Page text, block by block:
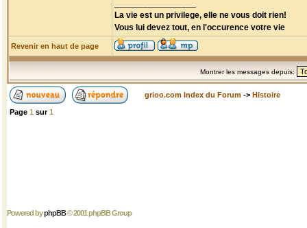
La vie est un privilege, elle ne vous doit rien!
Vous lui devez tout, en l'occurence votre vie
Revenir en haut de page
Montrer les messages depuis:
grioo.com Index du Forum -> Histoire
Page 1 sur1
Powered byphpBB© 2001 phpBB Group